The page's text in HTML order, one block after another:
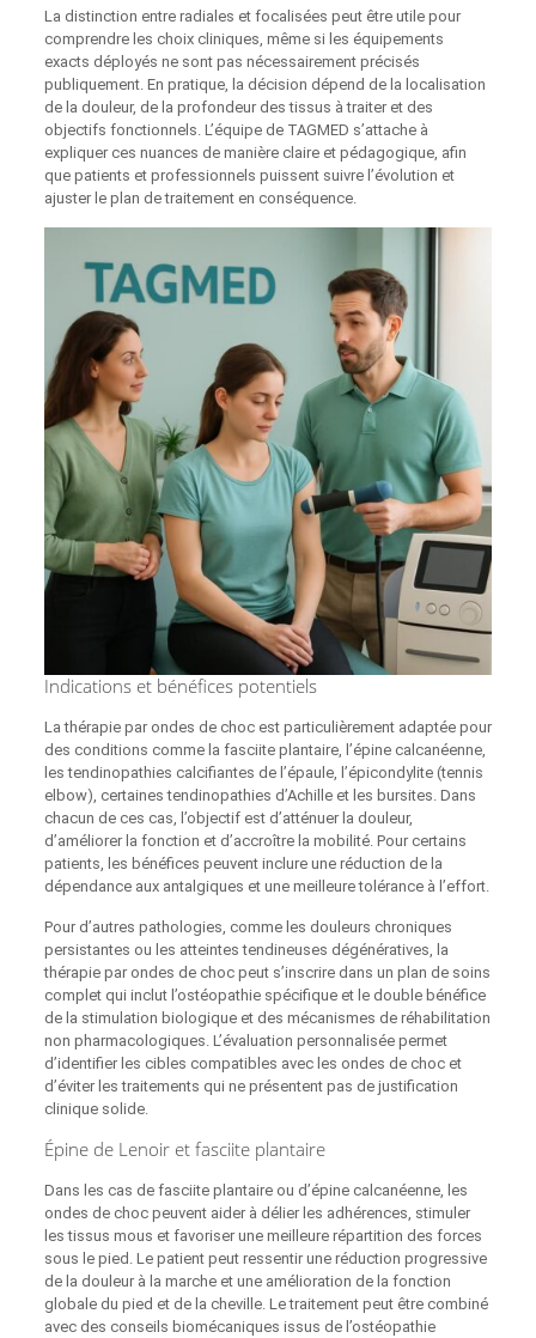
La distinction entre radiales et focalisées peut être utile pour
comprendre les choix cliniques, même si les équipements
exacts déployés ne sont pas nécessairement précisés
publiquement. En pratique, la décision dépend de la localisation
de la douleur, de la profondeur des tissus à traiter et des
objectifs fonctionnels. L’équipe de TAGMED s’attache à
expliquer ces nuances de manière claire et pédagogique, afin
que patients et professionnels puissent suivre l’évolution et
ajuster le plan de traitement en conséquence.
Indications et bénéfices potentiels
La thérapie par ondes de choc est particulièrement adaptée pour
des conditions comme la fasciite plantaire, l’épine calcanéenne,
les tendinopathies calcifiantes de l’épaule, l’épicondylite (tennis
elbow), certaines tendinopathies d’Achille et les bursites. Dans
chacun de ces cas, l’objectif est d’atténuer la douleur,
d’améliorer la fonction et d’accroître la mobilité. Pour certains
patients, les bénéfices peuvent inclure une réduction de la
dépendance aux antalgiques et une meilleure tolérance à l’effort.
Pour d’autres pathologies, comme les douleurs chroniques
persistantes ou les atteintes tendineuses dégénératives, la
thérapie par ondes de choc peut s’inscrire dans un plan de soins
complet qui inclut l’ostéopathie spécifique et le double bénéfice
de la stimulation biologique et des mécanismes de réhabilitation
non pharmacologiques. L’évaluation personnalisée permet
d’identifier les cibles compatibles avec les ondes de choc et
d’éviter les traitements qui ne présentent pas de justification
clinique solide.
Épine de Lenoir et fasciite plantaire
Dans les cas de fasciite plantaire ou d’épine calcanéenne, les
ondes de choc peuvent aider à délier les adhérences, stimuler
les tissus mous et favoriser une meilleure répartition des forces
sous le pied. Le patient peut ressentir une réduction progressive
de la douleur à la marche et une amélioration de la fonction
globale du pied et de la cheville. Le traitement peut être combiné
avec des conseils biomécaniques issus de l’ostéopathie